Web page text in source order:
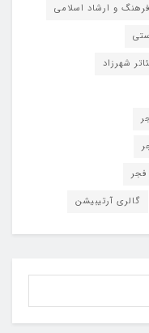
و ارشاد اسلامی
شهرزاد
گالری آرتیبیشن